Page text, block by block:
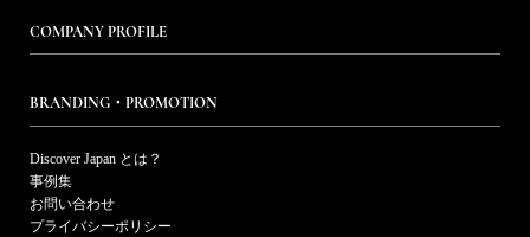
COMPANY PROFILE
BRANDING・PROMOTION
Discover Japan とは？
事例集
お問い合わせ
プライバシーポリシー